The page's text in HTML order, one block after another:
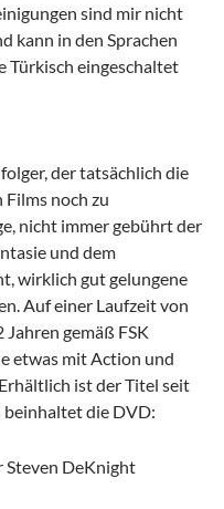
sind mir nicht
kann in den Sprachen
Türkisch eingeschaltet
der tatsächlich die
noch zu
nicht immer gebührt der
und dem
wirklich gut gelungene
Auf einer Laufzeit von
gemäß FSK
etwas mit Action und
ist der Titel seit
beinhaltet die DVD:
Steven DeKnight